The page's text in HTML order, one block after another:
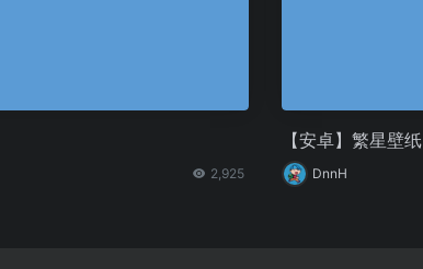
2,925
【安卓】繁星壁纸
DnnH